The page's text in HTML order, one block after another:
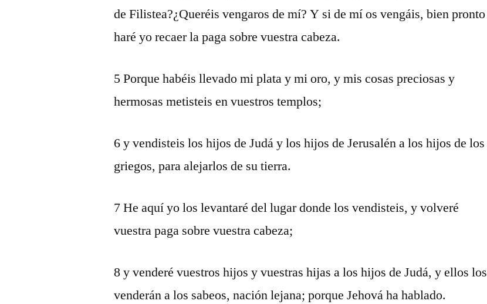
de Filistea?¿Queréis vengaros de mí? Y si de mí os vengáis, bien pronto
haré yo recaer la paga sobre vuestra cabeza.
5 Porque habéis llevado mi plata y mi oro, y mis cosas preciosas y
hermosas metisteis en vuestros templos;
6 y vendisteis los hijos de Judá y los hijos de Jerusalén a los hijos de los
griegos, para alejarlos de su tierra.
7 He aquí yo los levantaré del lugar donde los vendisteis, y volveré
vuestra paga sobre vuestra cabeza;
8 y venderé vuestros hijos y vuestras hijas a los hijos de Judá, y ellos los
venderán a los sabeos, nación lejana; porque Jehová ha hablado.